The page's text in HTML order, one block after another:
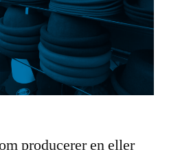
producerer en eller